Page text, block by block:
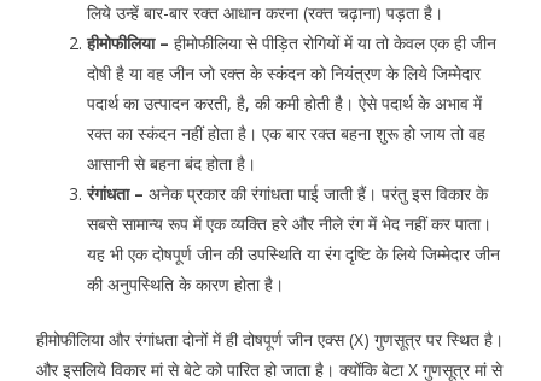
लिये उन्हें बार-बार रक्त आधान करना (रक्त चढ़ाना) पड़ता है।
हीमोफीलिया – हीमोफीलिया से पीड़ित रोगियों में या तो केवल एक ही जीन
दोषी है या वह जीन जो रक्त के स्कंदन को नियंत्रण के लिये जिम्मेदार
पदार्थ का उत्पादन करती, है, की कमी होती है। ऐसे पदार्थ के अभाव में
रक्त का स्कंदन नहीं होता है। एक बार रक्त बहना शुरू हो जाय तो वह
आसानी से बहना बंद होता है।
रंगांधता – अनेक प्रकार की रंगांधता पाई जाती हैं। परंतु इस विकार के
सबसे सामान्य रूप में एक व्यक्ति हरे और नीले रंग में भेद नहीं कर पाता।
यह भी एक दोषपूर्ण जीन की उपस्थिति या रंग दृष्टि के लिये जिम्मेदार जीन
की अनुपस्थिति के कारण होता है।
हीमोफीलिया और रंगांधता दोनों में ही दोषपूर्ण जीन एक्स (X) गुणसूत्र पर स्थित है।
और इसलिये विकार मां से बेटे को पारित हो जाता है। क्योंकि बेटा X गुणसूत्र मां से